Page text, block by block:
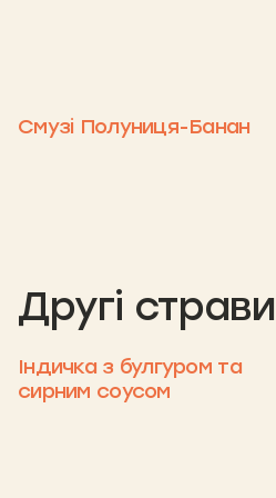
Смузі Полуниця-Банан
Другі страви
Індичка з булгуром та
сирним соусом